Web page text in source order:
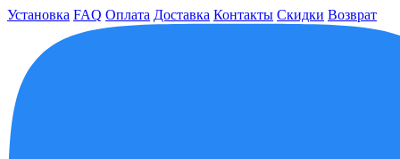
Установка FAQ Оплата Доставка Контакты Скидки Возврат